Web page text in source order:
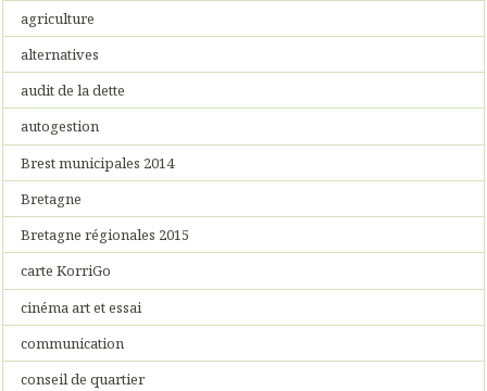
agriculture
alternatives
audit de la dette
autogestion
Brest municipales 2014
Bretagne
Bretagne régionales 2015
carte KorriGo
cinéma art et essai
communication
conseil de quartier